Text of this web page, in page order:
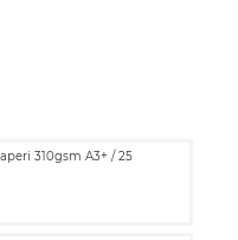
310gsm A3+ / 25